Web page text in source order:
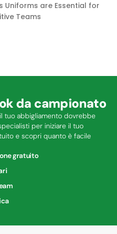
Uniforms are Essential for
Teams
da campionato
tuo abbigliamento dovrebbe
per iniziare il tuo
e scopri quanto è facile
gratuito